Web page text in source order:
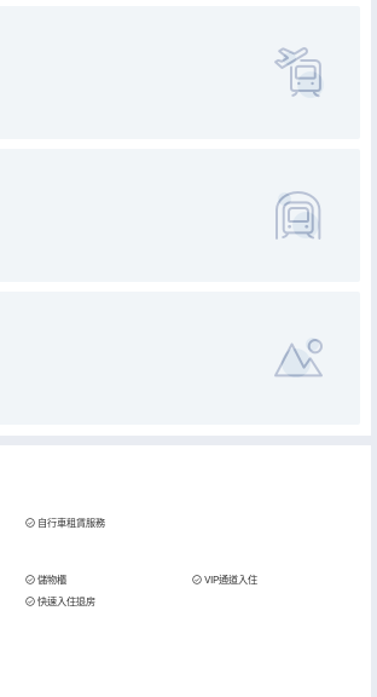
自行車租賃服務
儲物櫃
VIP通道入住
快速入住退房